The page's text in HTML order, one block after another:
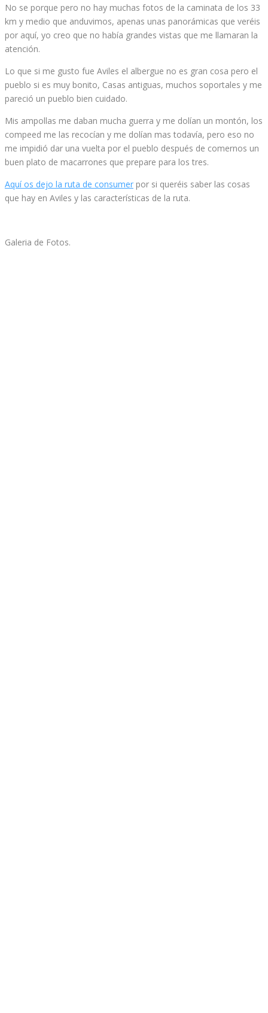
No se porque pero no hay muchas fotos de la caminata de los 33
km y medio que anduvimos, apenas unas panorámicas que veréis
por aquí, yo creo que no había grandes vistas que me llamaran la
atención.
Lo que si me gusto fue Aviles el albergue no es gran cosa pero el
pueblo si es muy bonito, Casas antiguas, muchos soportales y me
pareció un pueblo bien cuidado.
Mis ampollas me daban mucha guerra y me dolían un montón, los
compeed me las recocían y me dolían mas todavía, pero eso no
me impidió dar una vuelta por el pueblo después de comernos un
buen plato de macarrones que prepare para los tres.
Aquí os dejo la ruta de consumer por si queréis saber las cosas
que hay en Aviles y las características de la ruta.
Galeria de Fotos.